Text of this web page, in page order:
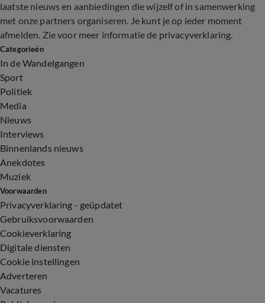
laatste nieuws en aanbiedingen die wijzelf of in samenwerking
met onze partners organiseren. Je kunt je op ieder moment
afmelden. Zie voor meer informatie de privacyverklaring.
Categorieën
In de Wandelgangen
Sport
Politiek
Media
Nieuws
Interviews
Binnenlands nieuws
Anekdotes
Muziek
Voorwaarden
Privacyverklaring - geüpdatet
Gebruiksvoorwaarden
Cookieverklaring
Digitale diensten
Cookie instellingen
Adverteren
Vacatures